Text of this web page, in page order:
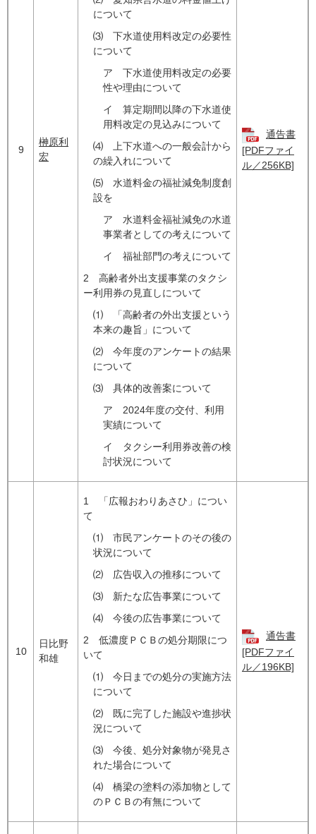
9
榊原利
宏
について
⑶ 下水道使用料改定の必要性
について
ア 下水道使用料改定の必要
性や理由について
イ 算定期間以降の下水道使
用料改定の見込みについて
⑷ 上下水道への一般会計から
の繰入れについて
⑸ 水道料金の福祉減免制度創
設を
ア 水道料金福祉減免の水道
事業者としての考えについて
イ 福祉部門の考えについて
2 高齢者外出支援事業のタクシ
ー利用券の見直しについて
⑴ 「高齢者の外出支援という
本来の趣旨」について
⑵ 今年度のアンケートの結果
について
⑶ 具体的改善案について
ア 2024年度の交付、利用
実績について
イ タクシー利用券改善の検
討状況について
通告書
[PDFファイ
ル／256KB]
10
日比野
和雄
1 「広報おわりあさひ」につい
て
⑴ 市民アンケートのその後の
状況について
⑵ 広告収入の推移について
⑶ 新たな広告事業について
⑷ 今後の広告事業について
2 低濃度ＰＣＢの処分期限につ
いて
⑴ 今日までの処分の実施方法
について
⑵ 既に完了した施設や進捗状
況について
⑶ 今後、処分対象物が発見さ
れた場合について
⑷ 橋梁の塗料の添加物として
のＰＣＢの有無について
通告書
[PDFファイ
ル／196KB]